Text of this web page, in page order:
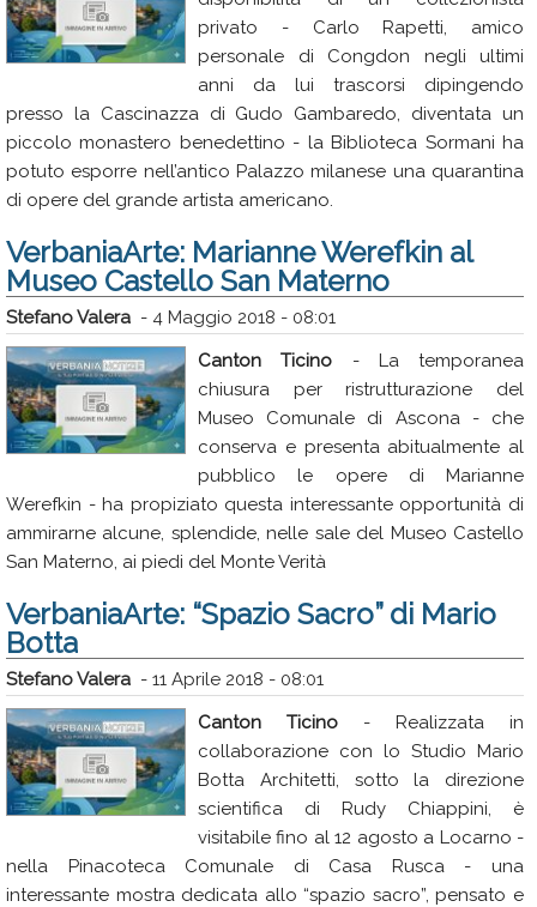
privato - Carlo Rapetti, amico
personale di Congdon negli ultimi
anni da lui trascorsi dipingendo
presso la Cascinazza di Gudo Gambaredo, diventata un
piccolo monastero benedettino - la Biblioteca Sormani ha
potuto esporre nell’antico Palazzo milanese una quarantina
di opere del grande artista americano.
VerbaniaArte: Marianne Werefkin al
Museo Castello San Materno
Stefano Valera - 4 Maggio 2018 - 08:01
Canton Ticino - La temporanea
chiusura per ristrutturazione del
Museo Comunale di Ascona - che
conserva e presenta abitualmente al
pubblico le opere di Marianne
Werefkin - ha propiziato questa interessante opportunità di
ammirarne alcune, splendide, nelle sale del Museo Castello
San Materno, ai piedi del Monte Verità
VerbaniaArte: “Spazio Sacro” di Mario
Botta
Stefano Valera - 11 Aprile 2018 - 08:01
Canton Ticino - Realizzata in
collaborazione con lo Studio Mario
Botta Architetti, sotto la direzione
scientifica di Rudy Chiappini, è
visitabile fino al 12 agosto a Locarno -
nella Pinacoteca Comunale di Casa Rusca - una
interessante mostra dedicata allo “spazio sacro”, pensato e